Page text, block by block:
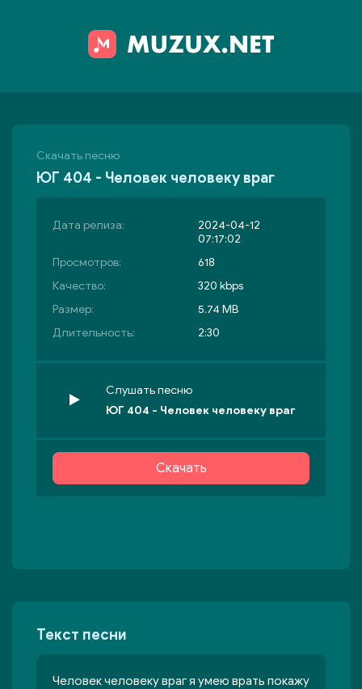
Скачать песню
ЮГ 404 - Человек человеку враг
Дата релиза:
2024-04-12
07:17:02
Просмотров:
618
Качество:
320 kbps
Размер:
5.74 MB
Длительность:
2:30
Слушать песню
ЮГ 404 - Человек человеку враг
Скачать
Текст песни
Человек человеку враг я умею врать покажу